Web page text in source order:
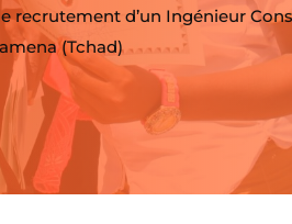
recrutement d’un Ingénieur
(Tchad)